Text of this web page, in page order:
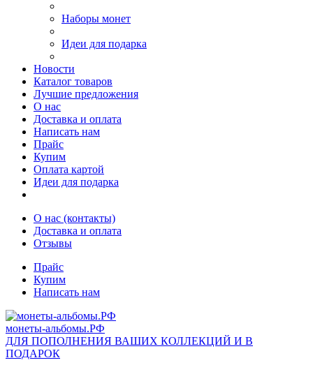
Наборы монет
Идеи для подарка
Новости
Каталог товаров
Лучшие предложения
О нас
Доставка и оплата
Написать нам
Прайс
Купим
Оплата картой
Идеи для подарка
О нас (контакты)
Доставка и оплата
Отзывы
Прайс
Купим
Написать нам
монеты-альбомы.РФ
ДЛЯ ПОПОЛНЕНИЯ ВАШИХ КОЛЛЕКЦИЙ И В
ПОДАРОК